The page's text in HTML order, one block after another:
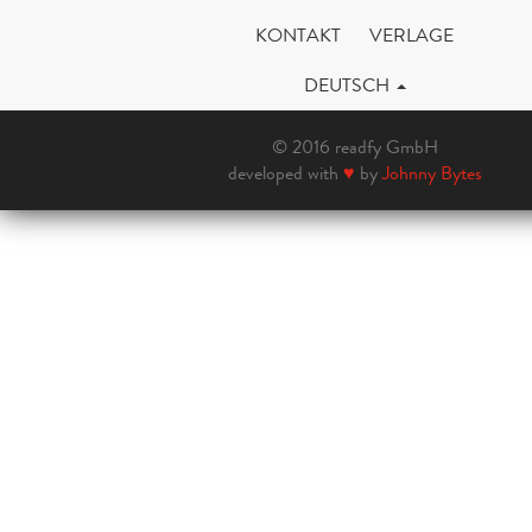
KONTAKT
VERLAGE
DEUTSCH
© 2016 readfy GmbH
developed with ♥ byJohnny Bytes